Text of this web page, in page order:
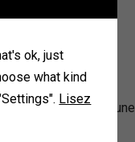
un salon de
envers une
satisfaction de
ok, just
what kind
Lisez